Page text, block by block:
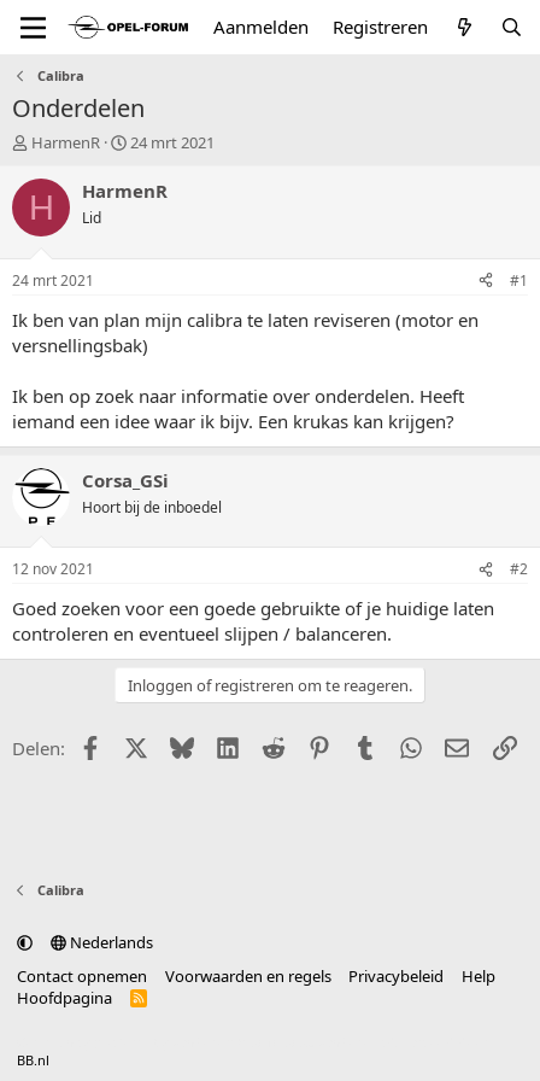
Aanmelden Registreren
Calibra
Onderdelen
T
p
a
r
e
HarmenR
S
a
u
m
24 mrt 2021
H HarmenR
Lid
24 mrt 2021 #1
Ik ben van plan mijn calibra te laten reviseren (motor en
versnellingsbak)
Ik ben op zoek naar informatie over onderdelen. Heeft
iemand een idee waar ik bijv. Een krukas kan krijgen?
Corsa_GSi
Hoort bij de inboedel
12 nov 2021 #2
Goed zoeken voor een goede gebruikte of je huidige laten
controleren en eventueel slijpen / balanceren.
Inloggen of registreren om te reageren.
Delen: FacebookX (Twitter)
BlueskyLinkedIn
Reddit PinterestTumblr WhatsApp
E-mail
Calibra
Nederlands
Contact opnemen
Voorwaarden en regels Privacybeleid
Help
Hoofdpagina
R
BB.nl